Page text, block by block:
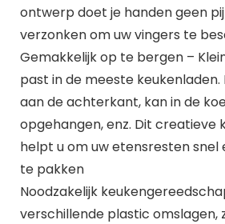
ontwerp doet je handen geen
verzonken om uw vingers te
Gemakkelijk op te bergen –
past in de meeste
aan de achterkant, kan in de
opgehangen, enz. Dit creatieve
helpt u om uw etensresten snel
te pakken
Noodzakelijk
verschillende plastic omslagen,